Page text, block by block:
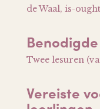
de Waal, is-
Twee lesuren
Vereiste